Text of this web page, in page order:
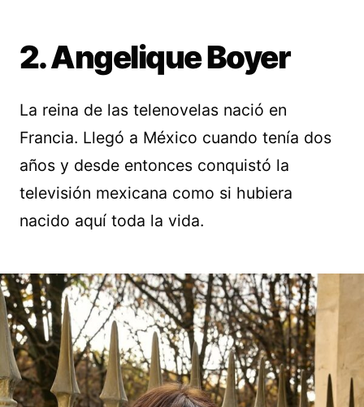
2. Angelique Boyer
La reina de las telenovelas nació en
Francia. Llegó a México cuando tenía dos
años y desde entonces conquistó la
televisión mexicana como si hubiera
nacido aquí toda la vida.